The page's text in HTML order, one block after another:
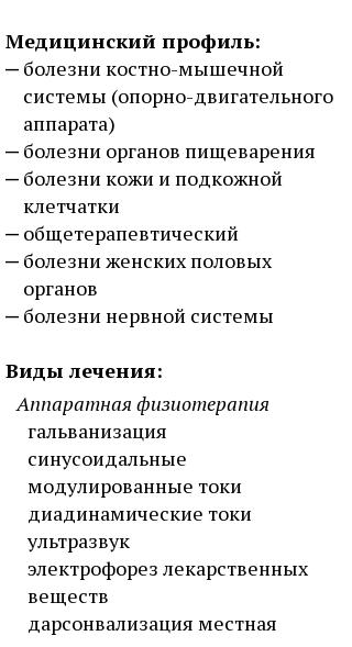
Медицинский профиль:
болезни костно-мышечной
системы (опорно-двигательного
аппарата)
болезни органов пищеварения
болезни кожи и подкожной
клетчатки
общетерапевтический
болезни женских половых
органов
болезни нервной системы
Виды лечения:
Аппаратная физиотерапия
гальванизация
синусоидальные
модулированные токи
диадинамические токи
ультразвук
электрофорез лекарственных
веществ
дарсонвализация местная